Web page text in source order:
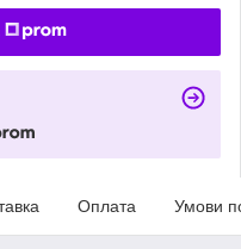
Оплата Умови